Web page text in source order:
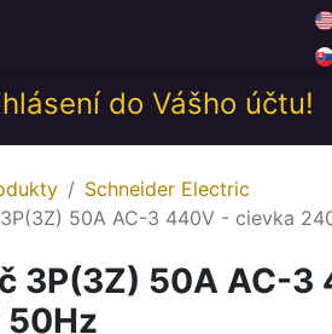
do Vášho účtu!
Schneider Electric
50A AC-3 440V - cievka
3P(3Z) 50A AC-3